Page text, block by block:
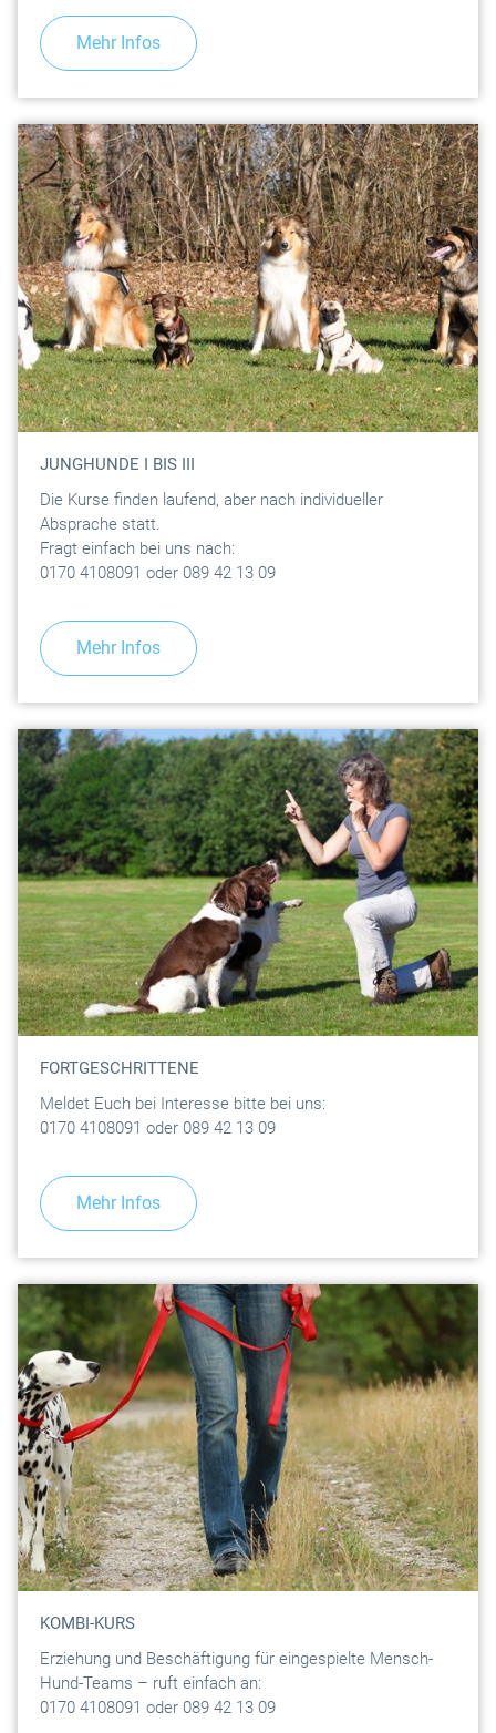
Mehr Infos
JUNGHUNDE I BIS III
Die Kurse finden laufend, aber nach individueller
Absprache statt.
Fragt einfach bei uns nach:
0170 4108091 oder 089 42 13 09
Mehr Infos
FORTGESCHRITTENE
Meldet Euch bei Interesse bitte bei uns:
0170 4108091 oder 089 42 13 09
Mehr Infos
KOMBI-KURS
Erziehung und Beschäftigung für eingespielte Mensch-
Hund-Teams – ruft einfach an:
0170 4108091 oder 089 42 13 09